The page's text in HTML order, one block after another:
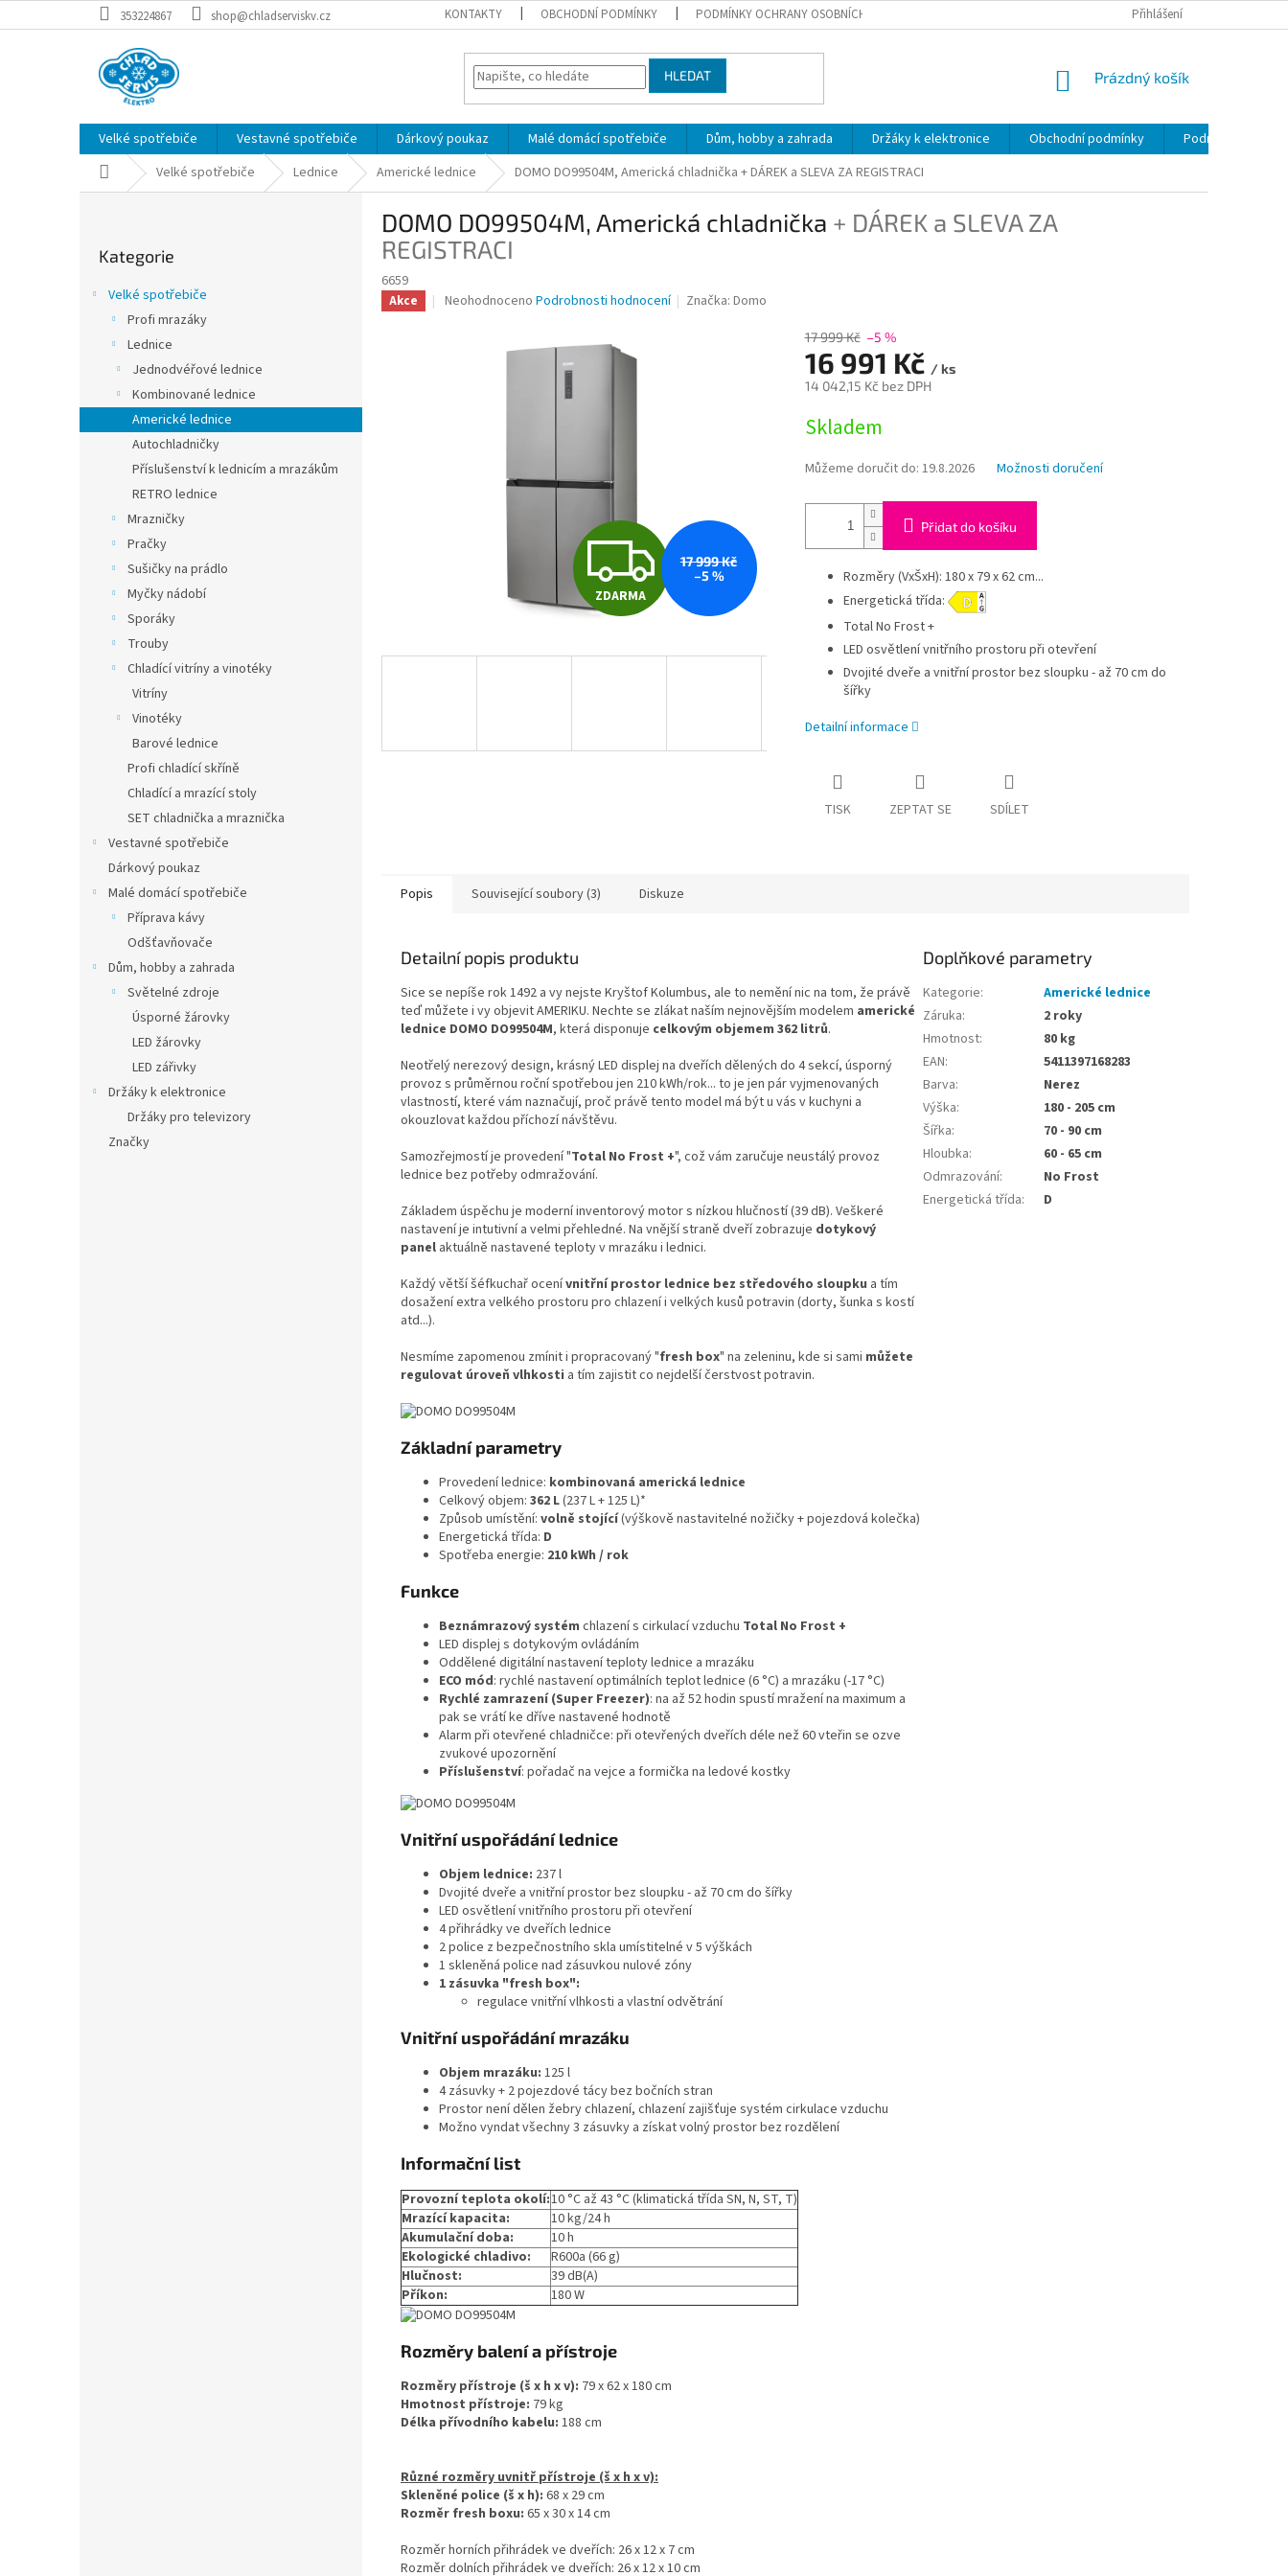
na
353224867 shop@chladserviskv.cz KONTAKTY OBCHODNÍ PODMÍNKY PODMÍNKY OCHRANY OSOBNÍCH ÚDAJŮ Přihlášení
HLEDAT
NÁKUPNÍ
Prázdný košík
Velké spotřebiče Vestavné spotřebiče Dárkový poukaz Malé domácí spotřebiče Dům, hobby a zahrada Držáky k elektronice Obchodní podmínky
Podmínky
Domů Velké spotřebiče Lednice Americké lednice DOMO DO99504M, Americká chladnička + DÁREK a SLEVA ZA REGISTRACI
a
n
kategorie
Kategorie
Velké spotřebiče
Profi mrazáky
Lednice
Jednodvéřové lednice
Kombinované lednice
Americké lednice
Autochladničky
Příslušenství k lednicím a mrazákům
RETRO lednice
Mrazničky
Pračky
Sušičky na prádlo
Myčky nádobí
Sporáky
Trouby
Chladící vitríny a vinotéky
Vitríny
Vinotéky
Barové lednice
Profi chladící skříně
Chladící a mrazící stoly
SET chladnička a mraznička
Vestavné spotřebiče
Dárkový poukaz
Malé domácí spotřebiče
Příprava kávy
Odšťavňovače
Dům, hobby a zahrada
Světelné zdroje
Úsporné žárovky
LED žárovky
LED zářivky
Držáky k elektronice
Držáky pro televizory
Značky
DOMO DO99504M, Americká chladnička + DÁREK a SLEVA ZA
REGISTRACI
6659
Akce
Průměrné
Neohodnoceno Podrobnosti hodnocení Značka:Domo
Z
D
R
A
ZDARMA
17 999 Kč
–5 %
17 999 Kč –5 %
16 991 Kč / ks
14 042,15 Kč bez DPH
cena:
Skladem
Můžeme doručit do: 19.8.2026 Možnosti doručení
Přidat do košíku
Rozměry (VxŠxH): 180 x 79 x 62 cm...
Energetická třída:
Total No Frost +
LED osvětlení vnitřního prostoru při otevření
Dvojité dveře a vnitřní prostor bez sloupku - až 70 cm do
šířky
Detailní informace
TISK ZEPTAT SE SDÍLET
Popis Související soubory (3) Diskuze
Detailní popis produktu
Sice se nepíše rok 1492 a vy nejste Kryštof Kolumbus, ale to nemění nic na tom, že právě
teď můžete i vy objevit AMERIKU. Nechte se zlákat naším nejnovějším modelem americké
lednice DOMO DO99504M, která disponuje celkovým objemem 362 litrů.
Neotřelý nerezový design, krásný LED displej na dveřích dělených do 4 sekcí, úsporný
provoz s průměrnou roční spotřebou jen 210 kWh/rok... to je jen pár vyjmenovaných
vlastností, které vám naznačují, proč právě tento model má být u vás v kuchyni a
okouzlovat každou příchozí návštěvu.
Samozřejmostí je provedení "Total No Frost +", což vám zaručuje neustálý provoz
lednice bez potřeby odmražování.
Základem úspěchu je moderní inventorový motor s nízkou hlučností (39 dB). Veškeré
nastavení je intutivní a velmi přehledné. Na vnější straně dveří zobrazuje dotykový
panel aktuálně nastavené teploty v mrazáku i lednici.
Každý větší šéfkuchař ocenívnitřní prostor lednice bez středového sloupku a tím
dosažení extra velkého prostoru pro chlazení i velkých kusů potravin (dorty, šunka s kostí
atd...).
Nesmíme zapomenou zmínit i propracovaný "fresh box" na zeleninu, kde si sami můžete
regulovat úroveň vlhkosti a tím zajistit co nejdelší čerstvost potravin.
Základní parametry
Provedení lednice: kombinovaná americká lednice
Celkový objem: 362 L(237 L + 125 L)*
Způsob umístění: volně stojící(výškově nastavitelné nožičky + pojezdová kolečka)
Energetická třída: D
Spotřeba energie: 210 kWh / rok
Funkce
Beznámrazový systém chlazení s cirkulací vzduchu Total No Frost +
LED displej s dotykovým ovládáním
Oddělené digitální nastavení teploty lednice a mrazáku
ECO mód: rychlé nastavení optimálních teplot lednice (6 °C) a mrazáku (-17 °C)
Rychlé zamrazení (Super Freezer): na až 52 hodin spustí mražení na maximum a
pak se vrátí ke dříve nastavené hodnotě
Alarm při otevřené chladničce: při otevřených dveřích déle než 60 vteřin se ozve
zvukové upozornění
Příslušenství: pořadač na vejce a formička na ledové kostky
Vnitřní uspořádání lednice
Objem lednice: 237 l
Dvojité dveře a vnitřní prostor bez sloupku - až 70 cm do šířky
LED osvětlení vnitřního prostoru při otevření
4 přihrádky ve dveřích lednice
2 police z bezpečnostního skla umístitelné v 5 výškách
1 skleněná police nad zásuvkou nulové zóny
1 zásuvka "fresh box":
regulace vnitřní vlhkosti a vlastní odvětrání
Vnitřní uspořádání mrazáku
Objem mrazáku: 125 l
4 zásuvky + 2 pojezdové tácy bez bočních stran
Prostor není dělen žebry chlazení, chlazení zajišťuje systém cirkulace vzduchu
Možno vyndat všechny 3 zásuvky a získat volný prostor bez rozdělení
Informační list
Provozní teplota okolí:10 °C až 43 °C (klimatická třída SN, N, ST, T)
Mrazící kapacita:
10 kg/24 h
Akumulační doba:
10 h
Ekologické chladivo:
R600a (66 g)
Hlučnost:
39 dB(A)
Příkon:
180 W
Rozměry balení a přístroje
Rozměry přístroje (š x h x v): 79 x 62 x 180 cm
Hmotnost přístroje: 79 kg
Délka přívodního kabelu: 188 cm
Různé rozměry uvnitř přístroje (š x h x v):
Skleněné police (š x h): 68 x 29 cm
Rozměr fresh boxu: 65 x 30 x 14 cm
Rozměr horních přihrádek ve dveřích: 26 x 12 x 7 cm
Rozměr dolních přihrádek ve dveřích: 26 x 12 x 10 cm
Doplňkové parametry
Kategorie:
Americké lednice
Záruka:
2 roky
Hmotnost:
80 kg
EAN:
5411397168283
Barva:
Nerez
Výška:
180 - 205 cm
Šířka:
70 - 90 cm
Hloubka:
60 - 65 cm
Odmrazování:
No Frost
Energetická třída: D